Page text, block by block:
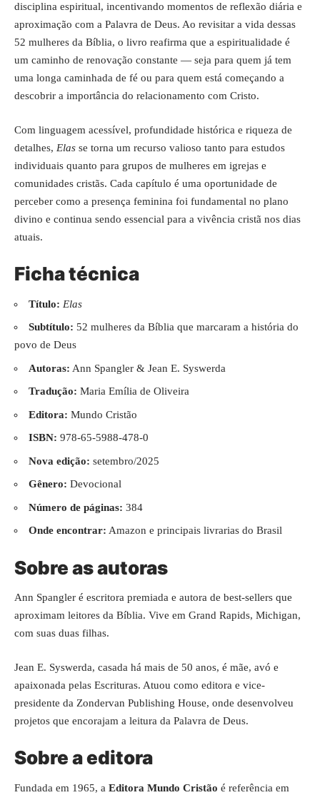
disciplina espiritual, incentivando momentos de reflexão diária e
aproximação com a Palavra de Deus. Ao revisitar a vida dessas
52 mulheres da Bíblia, o livro reafirma que a espiritualidade é
um caminho de renovação constante — seja para quem já tem
uma longa caminhada de fé ou para quem está começando a
descobrir a importância do relacionamento com Cristo.
Com linguagem acessível, profundidade histórica e riqueza de
detalhes, Elas se torna um recurso valioso tanto para estudos
individuais quanto para grupos de mulheres em igrejas e
comunidades cristãs. Cada capítulo é uma oportunidade de
perceber como a presença feminina foi fundamental no plano
divino e continua sendo essencial para a vivência cristã nos dias
atuais.
Ficha técnica
Título: Elas
Subtítulo: 52 mulheres da Bíblia que marcaram a história do
povo de Deus
Autoras: Ann Spangler & Jean E. Syswerda
Tradução: Maria Emília de Oliveira
Editora: Mundo Cristão
ISBN: 978-65-5988-478-0
Nova edição: setembro/2025
Gênero: Devocional
Número de páginas: 384
Onde encontrar: Amazon e principais livrarias do Brasil
Sobre as autoras
Ann Spangler é escritora premiada e autora de best-sellers que
aproximam leitores da Bíblia. Vive em Grand Rapids, Michigan,
com suas duas filhas.
Jean E. Syswerda, casada há mais de 50 anos, é mãe, avó e
apaixonada pelas Escrituras. Atuou como editora e vice-
presidente da Zondervan Publishing House, onde desenvolveu
projetos que encorajam a leitura da Palavra de Deus.
Sobre a editora
Fundada em 1965, a Editora Mundo Cristão é referência em